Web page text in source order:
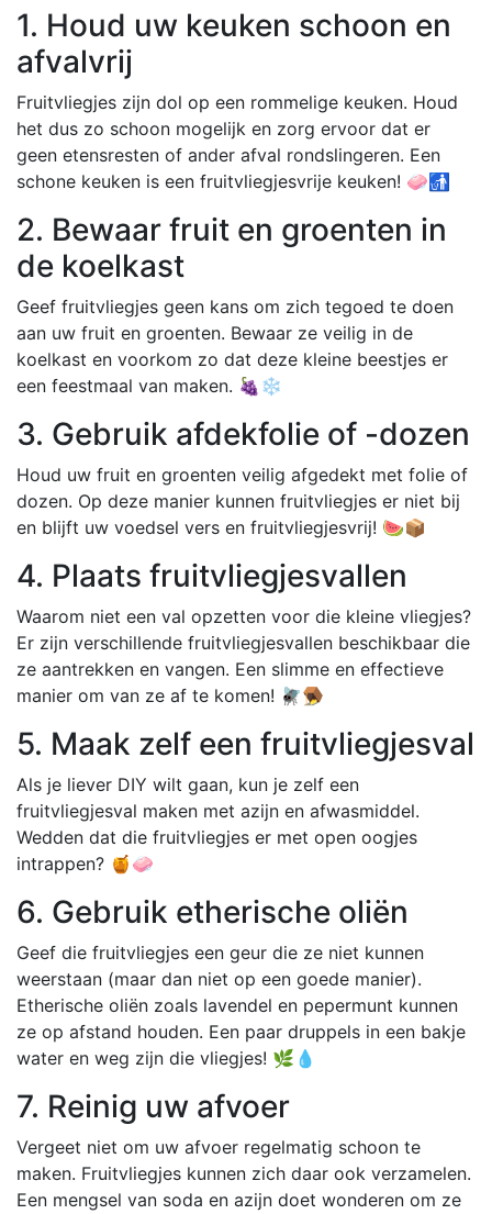
1. Houd uw keuken schoon en
afvalvrij
Fruitvliegjes zijn dol op een rommelige keuken. Houd
het dus zo schoon mogelijk en zorg ervoor dat er
geen etensresten of ander afval rondslingeren. Een
schone keuken is een fruitvliegjesvrije keuken! 🧼🚮
2. Bewaar fruit en groenten in
de koelkast
Geef fruitvliegjes geen kans om zich tegoed te doen
aan uw fruit en groenten. Bewaar ze veilig in de
koelkast en voorkom zo dat deze kleine beestjes er
een feestmaal van maken. 🍇❄️
3. Gebruik afdekfolie of -dozen
Houd uw fruit en groenten veilig afgedekt met folie of
dozen. Op deze manier kunnen fruitvliegjes er niet bij
en blijft uw voedsel vers en fruitvliegjesvrij! 🍉📦
4. Plaats fruitvliegjesvallen
Waarom niet een val opzetten voor die kleine vliegjes?
Er zijn verschillende fruitvliegjesvallen beschikbaar die
ze aantrekken en vangen. Een slimme en effectieve
manier om van ze af te komen! 🪰🪤
5. Maak zelf een fruitvliegjesval
Als je liever DIY wilt gaan, kun je zelf een
fruitvliegjesval maken met azijn en afwasmiddel.
Wedden dat die fruitvliegjes er met open oogjes
intrappen? 🍯🧼
6. Gebruik etherische oliën
Geef die fruitvliegjes een geur die ze niet kunnen
weerstaan (maar dan niet op een goede manier).
Etherische oliën zoals lavendel en pepermunt kunnen
ze op afstand houden. Een paar druppels in een bakje
water en weg zijn die vliegjes! 🌿💧
7. Reinig uw afvoer
Vergeet niet om uw afvoer regelmatig schoon te
maken. Fruitvliegjes kunnen zich daar ook verzamelen.
Een mengsel van soda en azijn doet wonderen om ze